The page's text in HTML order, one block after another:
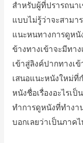
สำหรับผู้ที่ปรารถนา
แบบไม่รู้ว่าจะสามา
แนะหนทางการดูหนั
ข้างทางเข้าจะมีทา
เข้าสู่ลิงค์ปากทางเ
เสนอแนะหนังใหม่ที่
หนังชื่อเรื่องอะไรเ
ทำการดูหนังที่ทำงา
บอกเลยว่าเป็นภาค